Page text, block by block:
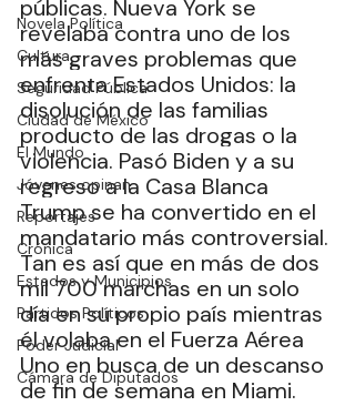
Novela Política
Cultura
Seguridad Pública
Ciudad de México
El Mundo
Jóvenes opinan
Reportajes
Crónica
Estados y Municipios
Partidos Políticos
Poder Judicial
Cámara de Diputados
públicas. Nueva York se
revelaba contra uno de los
más graves problemas que
enfrenta Estados Unidos: la
disolución de las familias
producto de las drogas o la
violencia. Pasó Biden y a su
regreso a la Casa Blanca
Trump se ha convertido en el
mandatario más controversial.
Tan es así que en más de dos
mil 700 marchas en un solo
día en su propio país mientras
él volaba en el Fuerza Aérea
Uno en busca de un descanso
de fin de semana en Miami.